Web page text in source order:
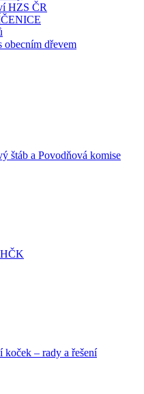
HZS ČR
obecním dřevem
štáb a Povodňová komise
koček – rady a řešení